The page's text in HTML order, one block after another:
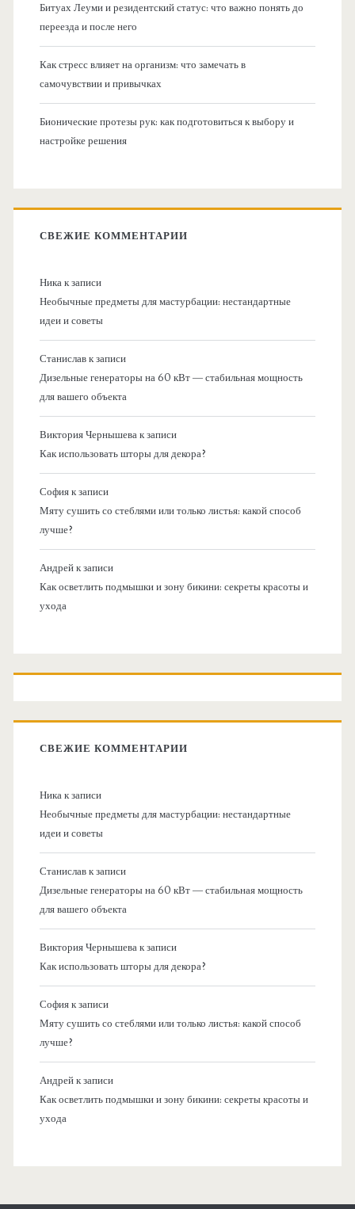
Битуах Леуми и резидентский статус: что важно понять до
переезда и после него
Как стресс влияет на организм: что замечать в
самочувствии и привычках
Бионические протезы рук: как подготовиться к выбору и
настройке решения
СВЕЖИЕ КОММЕНТАРИИ
Никак записи
Необычные предметы для мастурбации: нестандартные
идеи и советы
Станиславк записи
Дизельные генераторы на 60 кВт — стабильная мощность
для вашего объекта
Виктория Чернышевак записи
Как использовать шторы для декора?
Софияк записи
Мяту сушить со стеблями или только листья: какой способ
лучше?
Андрейк записи
Как осветлить подмышки и зону бикини: секреты красоты и
ухода
СВЕЖИЕ КОММЕНТАРИИ
Никак записи
Необычные предметы для мастурбации: нестандартные
идеи и советы
Станиславк записи
Дизельные генераторы на 60 кВт — стабильная мощность
для вашего объекта
Виктория Чернышевак записи
Как использовать шторы для декора?
Софияк записи
Мяту сушить со стеблями или только листья: какой способ
лучше?
Андрейк записи
Как осветлить подмышки и зону бикини: секреты красоты и
ухода